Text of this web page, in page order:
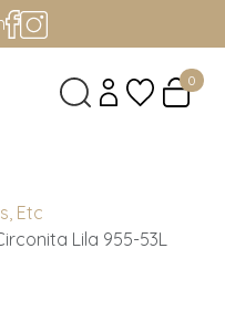
0
Etc
Lila 955-53L